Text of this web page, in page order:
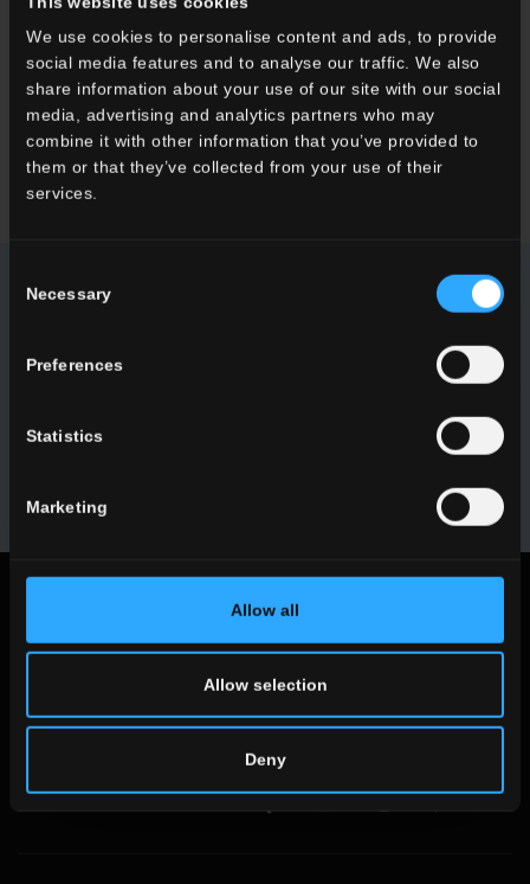
We use cookies to personalise content and ads, to provide
social media features and to analyse our traffic. We also
share information about your use of our site with our social
media, advertising and analytics partners who may
combine it with other information that you’ve provided to
them or that they’ve collected from your use of their
services.
Selection
Necessary
Preferences
Statistics
Marketing
Allow all
Allow selection
Deny
Desideri maggiori informazioni sui nostri pavimenti e rivestimenti?
Cerchi un rivenditore o una soluzione specifica per il tuo
progetto?
CONTATTACI
Ricevi tutte le ultime novità sulle nostre collezioni, eventi,
Privacy Policy